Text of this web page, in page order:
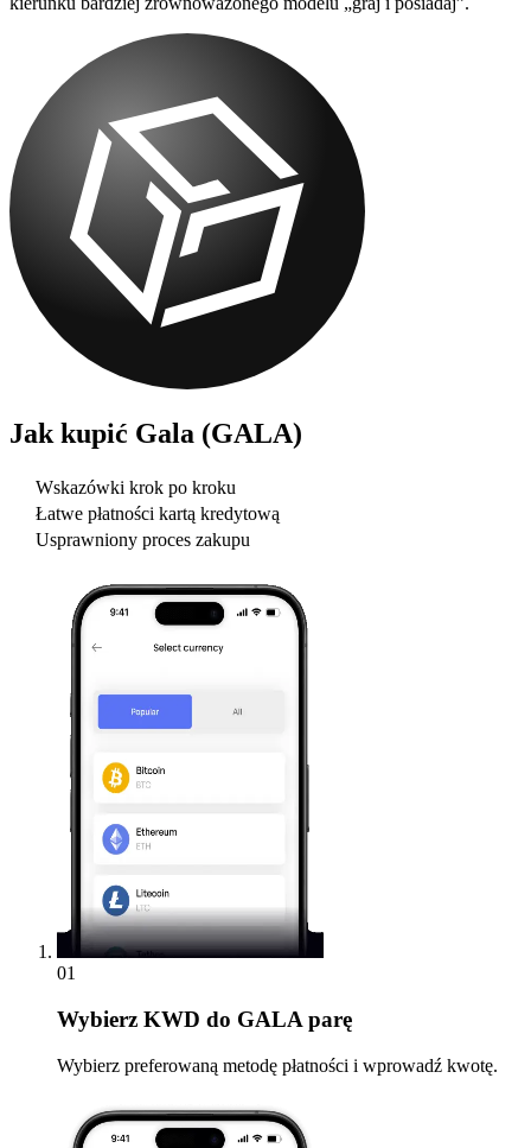
Jak kupić Gala (GALA)
Wskazówki krok po kroku
Łatwe płatności kartą kredytową
Usprawniony proces zakupu
01
Wybierz KWD do GALA parę
Wybierz preferowaną metodę płatności i wprowadź kwotę.